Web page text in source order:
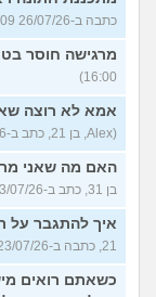
כתבה ב-26/07/26 16:09)
מרגישה חוסר
16:00)
אמא לא רוצה
(Alex, בן 21, כתב ב-23/07/26 16:01)
האם מה שאני
בן 31, כתב ב-23/07/26 15:50)
איך להתגבר על
21, כתבה ב-23/07/26 15:39)
כשאתם רואים